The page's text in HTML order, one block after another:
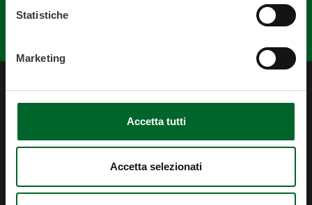
Statistiche
Marketing
Accetta tutti
Accetta selezionati
CONTATTI